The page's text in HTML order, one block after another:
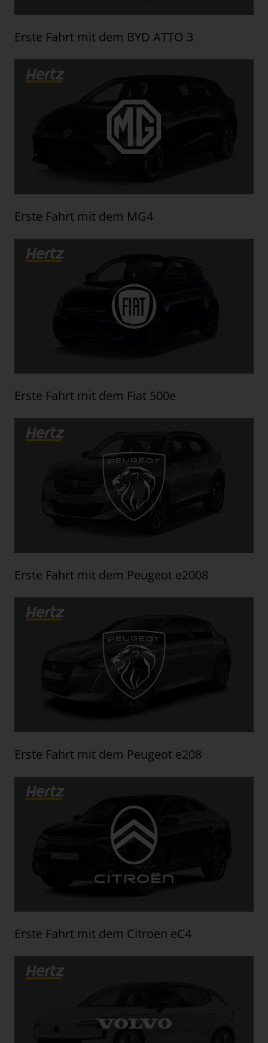
Erste Fahrt mit dem BYD ATTO 3
Erste Fahrt mit dem MG4
Erste Fahrt mit dem Fiat 500e
Erste Fahrt mit dem Peugeot e2008
Erste Fahrt mit dem Peugeot e208
Erste Fahrt mit dem Citroen eC4